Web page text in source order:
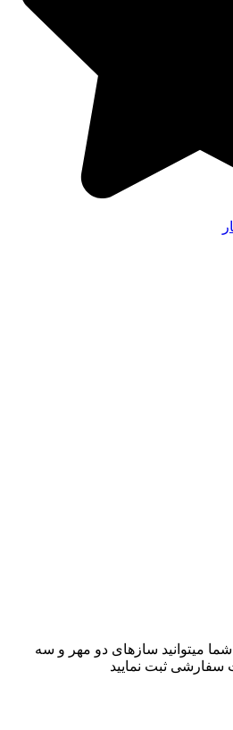
میتوانید سازهای دو مهر و سه
سفارشی ثبت نمایید